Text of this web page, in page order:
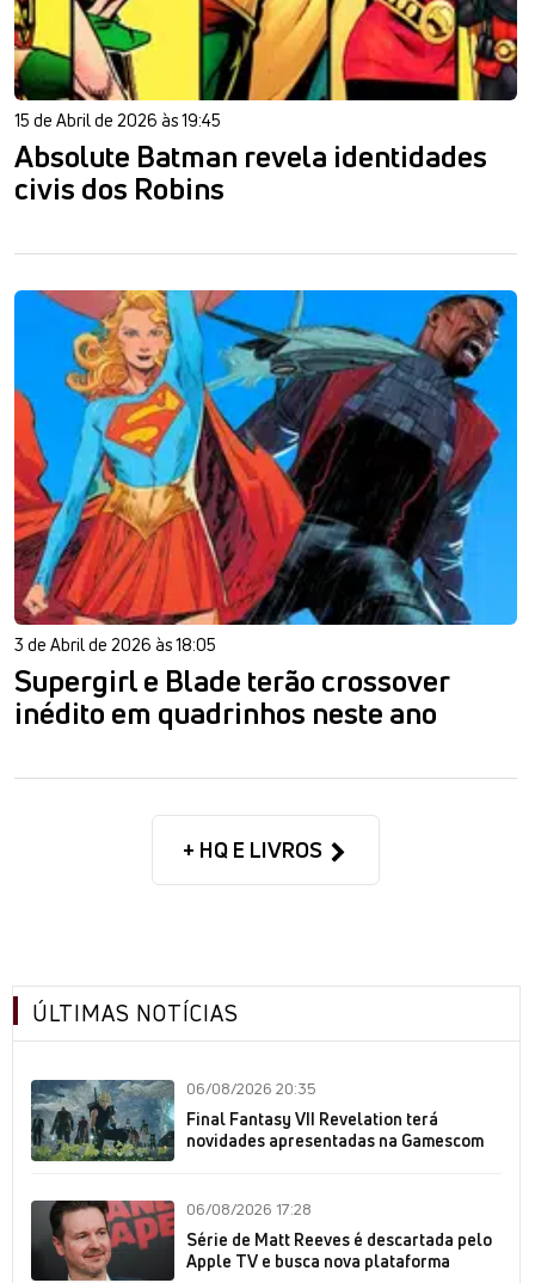
15 de Abril de 2026 às 19:45
Absolute Batman revela identidades
civis dos Robins
3 de Abril de 2026 às 18:05
Supergirl e Blade terão crossover
inédito em quadrinhos neste ano
+ HQ E LIVROS
ÚLTIMAS NOTÍCIAS
06/08/2026 20:35
Final Fantasy VII Revelation terá
novidades apresentadas na Gamescom
06/08/2026 17:28
Série de Matt Reeves é descartada pelo
Apple TV e busca nova plataforma